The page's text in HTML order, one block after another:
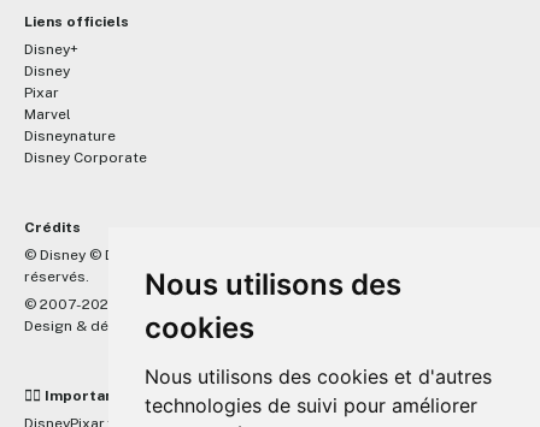
Nous utilisons des
cookies
Nous utilisons des cookies et d'autres
technologies de suivi pour améliorer
Liens officiels
Disney+
Disney
Pixar
Marvel
Disneynature
Disney Corporate
Crédits
© Disney © Disney/Pixar © &
réservés.
© 2007-2026 DisneyPixar.fr
Design & développement :MonsieurPaul
☝🏼 Important